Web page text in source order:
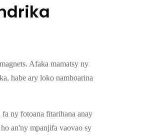
Afaka mamatsy ny
habe ary loko namboarina
ny fotoana fitarihana anay
an'ny mpanjifa vaovao sy